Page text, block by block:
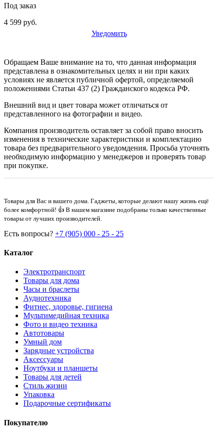
Под заказ
4 599 руб.
Уведомить
Обращаем Ваше внимание на то, что данная информация
представлена в ознакомительных целях и ни при каких
условиях не является публичной офертой, определяемой
положениями Статьи 437 (2) Гражданского кодекса РФ.
Внешний вид и цвет товара может отличаться от
представленного на фотографии и видео.
Компания производитель оставляет за собой право вносить
изменения в технические характеристики и комплектацию
товара без предварительного уведомдения. Просьба уточнять
необходимую информацию у менеджеров и проверять товар
при покупке.
Товары для Вас и вашего дома. Гаджеты, которые делают нашу жизнь ещё
более комфортной! 👍 В нашем магазине подобраны только качественные
товары от лучших производителей.
Есть вопросы? +7 (905) 000 - 25 - 25
Каталог
Электротранспорт
Товары для дома
Часы и браслеты
Аудиотехника
Фитнес, здоровье, гигиена
Мультимедийная техника
Фото и видео техника
Автотовары
Умный дом
Зарядные устройства
Аксессуары
Ноутбуки и планшеты
Товары для детей
Стиль жизни
Упаковка
Подарочные сертификаты
Покупателю